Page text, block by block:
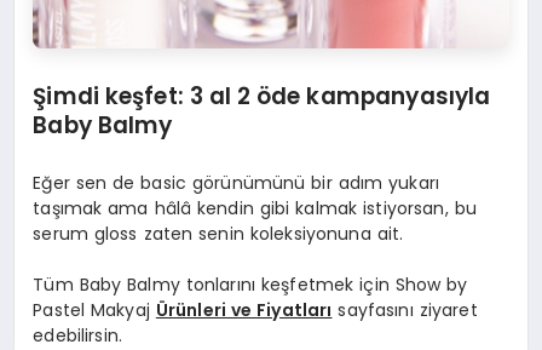
Şimdi keşfet: 3 al 2 öde kampanyasıyla
Baby Balmy
Eğer sen de basic görünümünü bir adım yukarı
taşımak ama hâlâ kendin gibi kalmak istiyorsan, bu
serum gloss zaten senin koleksiyonuna ait.
Tüm Baby Balmy tonlarını keşfetmek için Show by
Pastel Makyaj Ürünleri ve Fiyatları sayfasını ziyaret
edebilirsin.